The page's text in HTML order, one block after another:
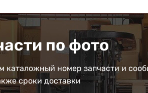
по фото
каталожный номер запчасти и
сроки доставки